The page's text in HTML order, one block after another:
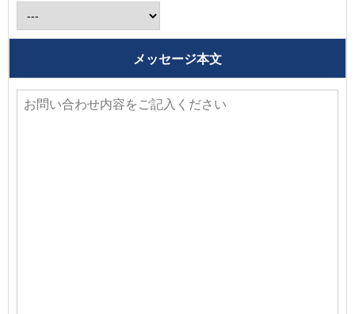
メッセージ本文